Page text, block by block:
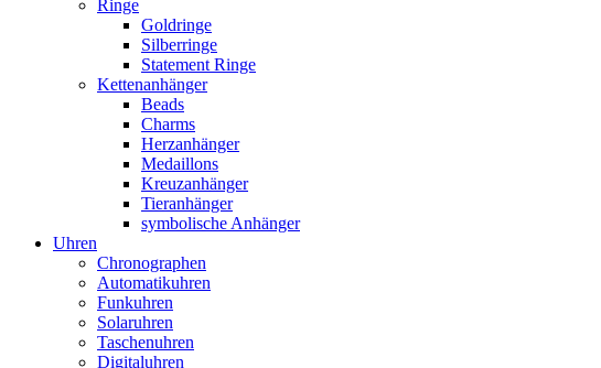
Ringe
Goldringe
Silberringe
Statement Ringe
Kettenanhänger
Beads
Charms
Herzanhänger
Medaillons
Kreuzanhänger
Tieranhänger
symbolische Anhänger
Uhren
Chronographen
Automatikuhren
Funkuhren
Solaruhren
Taschenuhren
Digitaluhren